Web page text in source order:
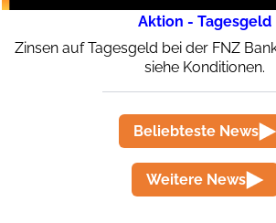
Aktion - Tagesgeld
Zinsen auf Tagesgeld bei der FNZ
siehe Konditionen.
Beliebteste News
Weitere News